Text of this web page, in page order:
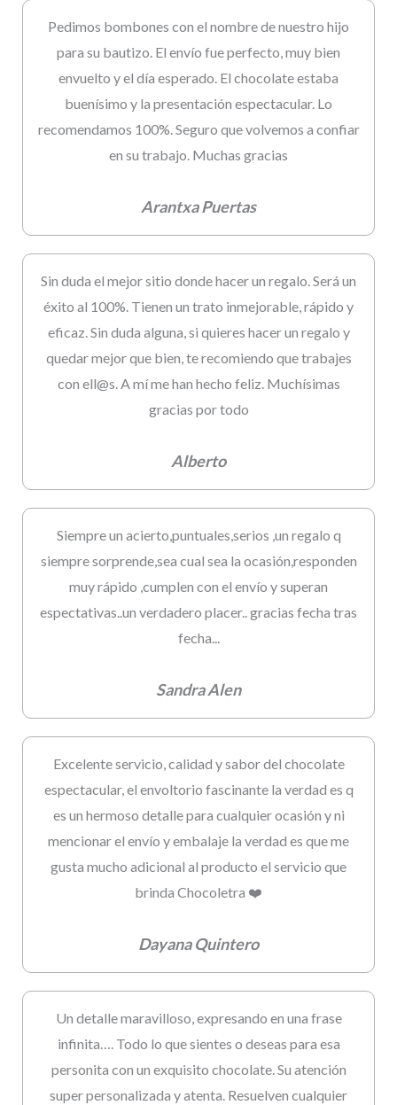
Pedimos bombones con el nombre de nuestro hijo
para su bautizo. El envío fue perfecto, muy bien
envuelto y el día esperado. El chocolate estaba
buenísimo y la presentación espectacular. Lo
recomendamos 100%. Seguro que volvemos a confiar
en su trabajo. Muchas gracias
Arantxa Puertas
Sin duda el mejor sitio donde hacer un regalo. Será un
éxito al 100%. Tienen un trato inmejorable, rápido y
eficaz. Sin duda alguna, si quieres hacer un regalo y
quedar mejor que bien, te recomiendo que trabajes
con ell@s. A mí me han hecho feliz. Muchísimas
gracias por todo
Alberto
Siempre un acierto,puntuales,serios ,un regalo q
siempre sorprende,sea cual sea la ocasión,responden
muy rápido ,cumplen con el envío y superan
espectativas..un verdadero placer.. gracias fecha tras
fecha...
Sandra Alen
Excelente servicio, calidad y sabor del chocolate
espectacular, el envoltorio fascinante la verdad es q
es un hermoso detalle para cualquier ocasión y ni
mencionar el envío y embalaje la verdad es que me
gusta mucho adicional al producto el servicio que
brinda Chocoletra ❤️
Dayana Quintero
Un detalle maravilloso, expresando en una frase
infinita…. Todo lo que sientes o deseas para esa
personita con un exquisito chocolate. Su atención
super personalizada y atenta. Resuelven cualquier